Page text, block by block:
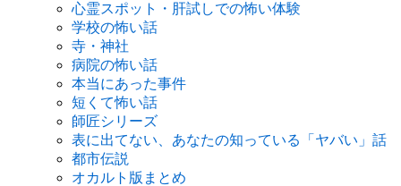
心霊スポット・肝試しでの怖い体験
学校の怖い話
寺・神社
病院の怖い話
本当にあった事件
短くて怖い話
師匠シリーズ
表に出てない、あなたの知っている「ヤバい」話
都市伝説
オカルト版まとめ